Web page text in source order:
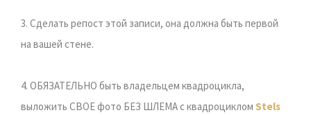
3. Сделать репост этой записи, она должна быть первой
на вашей стене.
4. ОБЯЗАТЕЛЬНО быть владельцем квадроцикла,
выложить СВОЕ фото БЕЗ ШЛЕМА с квадроциклом Stels